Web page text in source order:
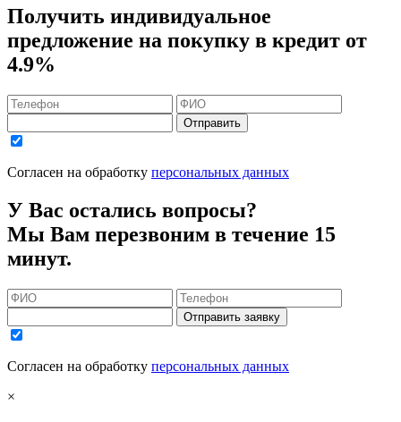
Получить индивидуальное
предложение на покупку в кредит от
4.9%
Отправить
Согласен на обработку персональных данных
У Вас остались вопросы?
Мы Вам перезвоним в течение 15
минут.
Отправить заявку
Согласен на обработку персональных данных
×